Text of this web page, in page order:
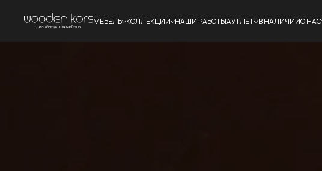
МЕБЕЛЬ КОЛЛЕКЦИИ НАШИ РАБОТЫАУТЛЕТ В НАЛИЧИИО НАС